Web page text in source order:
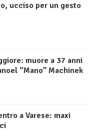
ucciso per un gesto
muore a 37 anni
“Mano” Machinek
a Varese: maxi